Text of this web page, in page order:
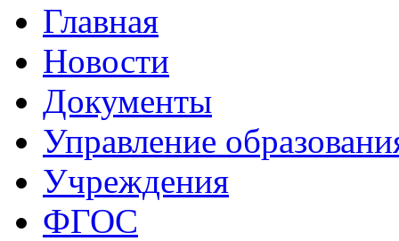
Главная
Новости
Документы
Управление
Учреждения
ФГОС